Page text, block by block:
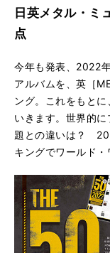
日英メタル・ミ
点
今年も発表、2022
アルバムを、英［
ング。これをもと
いきます。世界的
題との違いは？
キングでワールド・